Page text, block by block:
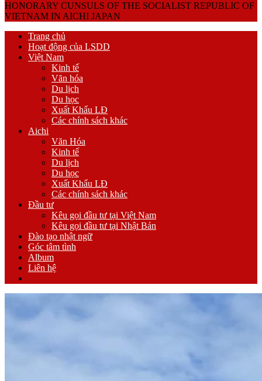
HONORARY CUNSULS OF THE SOCIALIST REPUBLIC OF
VIETNAM IN AICHI JAPAN
Trang chủ
Hoạt động của LSDD
Việt Nam
Kinh tế
Văn hóa
Du lịch
Du học
Xuất Khẩu LĐ
Các chính sách khác
Aichi
Văn Hóa
Kinh tế
Du lịch
Du học
Xuất Khẩu LĐ
Các chính sách khác
Đầu tư
Kêu gọi đầu tư tại Việt Nam
Kêu gọi đầu tư tại Nhật Bản
Đào tạo nhật ngữ
Góc tâm tình
Album
Liên hệ